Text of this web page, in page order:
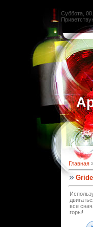
Суббота,
Главная
Gride
все
горы!